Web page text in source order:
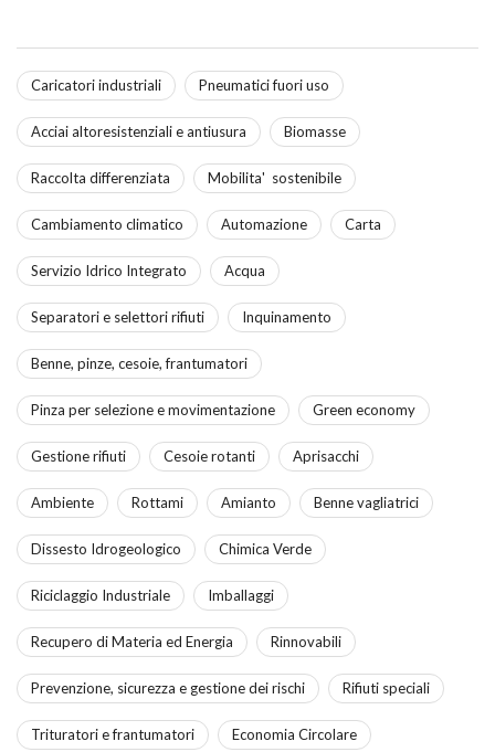
Caricatori industriali Pneumatici fuori uso
Acciai altoresistenziali e antiusura Biomasse
Raccolta differenziata Mobilita' sostenibile
Cambiamento climatico Automazione Carta
Servizio Idrico Integrato Acqua
Separatori e selettori rifiuti Inquinamento
Benne, pinze, cesoie, frantumatori
Pinza per selezione e movimentazione Green economy
Gestione rifiuti Cesoie rotanti Aprisacchi
Ambiente Rottami Amianto Benne vagliatrici
Dissesto Idrogeologico Chimica Verde
Riciclaggio Industriale Imballaggi
Recupero di Materia ed Energia Rinnovabili
Prevenzione, sicurezza e gestione dei rischi Rifiuti speciali
Trituratori e frantumatori Economia Circolare